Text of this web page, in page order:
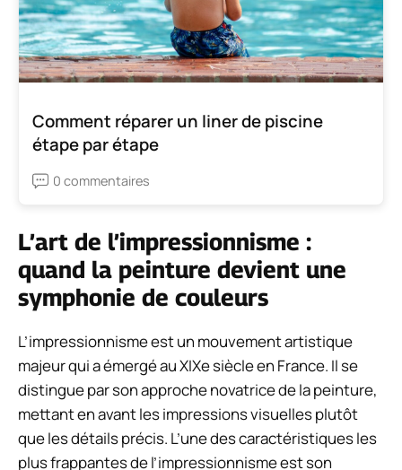
Comment réparer un liner de piscine
étape par étape
0 commentaires
L’art de l’impressionnisme :
quand la peinture devient une
symphonie de couleurs
L’impressionnisme est un mouvement artistique
majeur qui a émergé au XIXe siècle en France. Il se
distingue par son approche novatrice de la peinture,
mettant en avant les impressions visuelles plutôt
que les détails précis. L’une des caractéristiques les
plus frappantes de l’impressionnisme est son